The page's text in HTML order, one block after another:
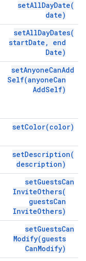
setAllDayDate(
date)
setAllDayDates(
startDate ,
end
Date)
setAnyoneCanAdd
Self(anyoneCan
AddSelf)
setColor(color)
setDescription(
description)
setGuestsCan
InviteOthers(
guestsCan
InviteOthers)
setGuestsCan
Modify(guests
CanModify)